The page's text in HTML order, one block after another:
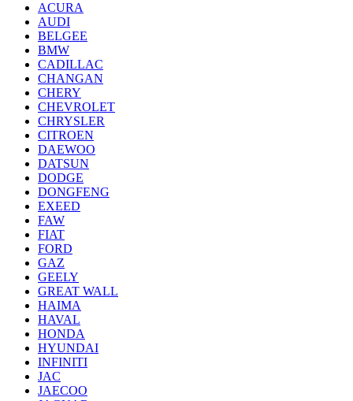
ACURA
AUDI
BELGEE
BMW
CADILLAC
CHANGAN
CHERY
CHEVROLET
CHRYSLER
CITROEN
DAEWOO
DATSUN
DODGE
DONGFENG
EXEED
FAW
FIAT
FORD
GAZ
GEELY
GREAT WALL
HAIMA
HAVAL
HONDA
HYUNDAI
INFINITI
JAC
JAECOO